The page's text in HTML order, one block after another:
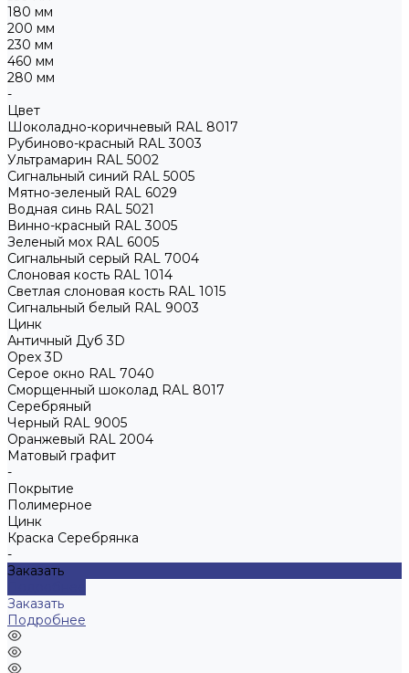
180 мм
200 мм
230 мм
460 мм
280 мм
-
Цвет
Шоколадно-коричневый RAL 8017
Рубиново-красный RAL 3003
Ультрамарин RAL 5002
Сигнальный синий RAL 5005
Мятно-зеленый RAL 6029
Водная синь RAL 5021
Винно-красный RAL 3005
Зеленый мох RAL 6005
Сигнальный серый RAL 7004
Слоновая кость RAL 1014
Светлая слоновая кость RAL 1015
Сигнальный белый RAL 9003
Цинк
Античный Дуб 3D
Орех 3D
Серое окно RAL 7040
Сморщенный шоколад RAL 8017
Серебряный
Черный RAL 9005
Оранжевый RAL 2004
Матовый графит
-
Покрытие
Полимерное
Цинк
Краска Серебрянка
-
Заказать
Заказать
Подробнее